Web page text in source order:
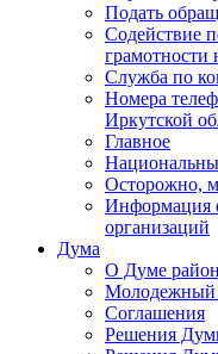
Подать
Содействие
грамотности
Служба по
Номера
Иркутской
Главное
Осторожно,
Информация
организаций
Дума
О Думе
Молодежный
Соглашения
Решения